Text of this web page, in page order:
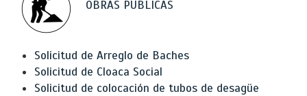
OBRAS PUBLICAS
Solicitud de Arreglo de Baches
Solicitud de Cloaca Social
Solicitud de colocación de tubos de desagüe